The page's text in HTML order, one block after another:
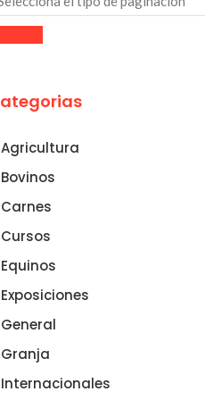
Agricultura
Bovinos
Carnes
Cursos
Equinos
Exposiciones
General
Granja
Internacionales